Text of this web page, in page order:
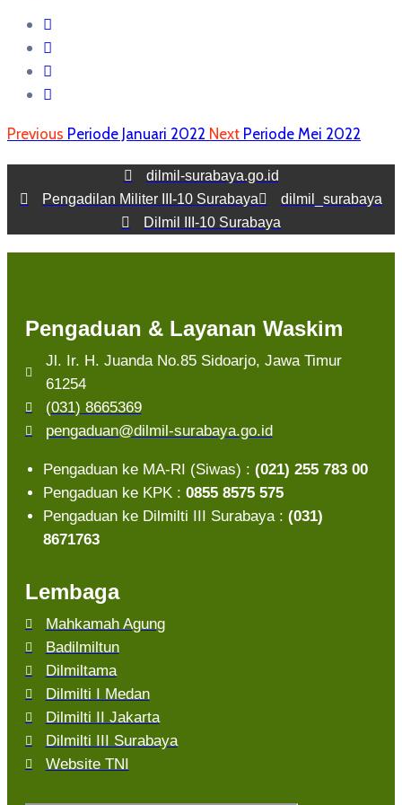
Previous Periode Januari 2022 Next Periode Mei 2022
dilmil-surabaya.go.id
Pengadilan Militer III-10 Surabaya
dilmil_surabaya
Dilmil III-10 Surabaya
Pengaduan & Layanan Waskim
Jl. Ir. H. Juanda No.85 Sidoarjo, Jawa Timur
61254
(031) 8665369
pengaduan@dilmil-surabaya.go.id
Pengaduan ke MA-RI (Siwas) : (021) 255 783 00
Pengaduan ke KPK : 0855 8575 575
Pengaduan ke Dilmilti III Surabaya : (031)
8671763
Lembaga
Mahkamah Agung
Badilmiltun
Dilmiltama
Dilmilti I Medan
Dilmilti II Jakarta
Dilmilti III Surabaya
Website TNI